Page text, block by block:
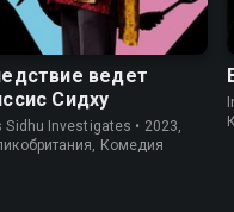
7.4 7.5
ведет
Сидху
Sidhu Investigates • 2023,
Комедия